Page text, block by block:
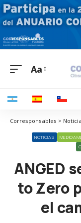
Aa
NOTICIAS
ANGED
to Zero
el